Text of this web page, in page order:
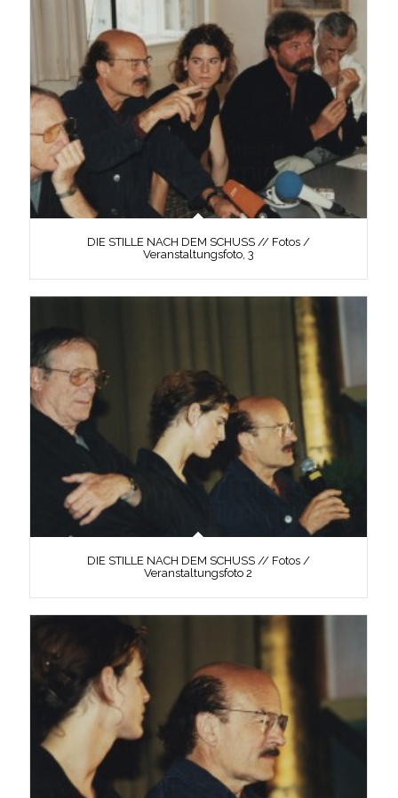
DIE STILLE NACH DEM SCHUSS // Fotos /
Veranstaltungsfoto, 3
DIE STILLE NACH DEM SCHUSS // Fotos /
Veranstaltungsfoto 2